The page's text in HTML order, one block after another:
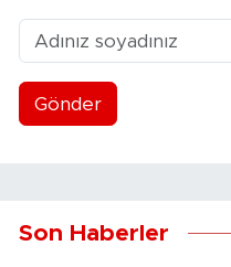
Gönder
Son Haberler